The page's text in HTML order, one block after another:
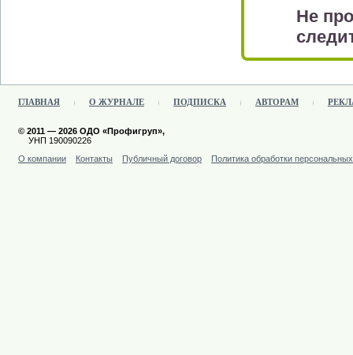
Не
ГЛАВНАЯ О ЖУРНАЛЕ ПОДПИСКА АВТОРАМ
© 2011 — 2026 ОДО «Профигруп»,
УНП 190090226
О компании
Контакты Публичный договор Политика обработки